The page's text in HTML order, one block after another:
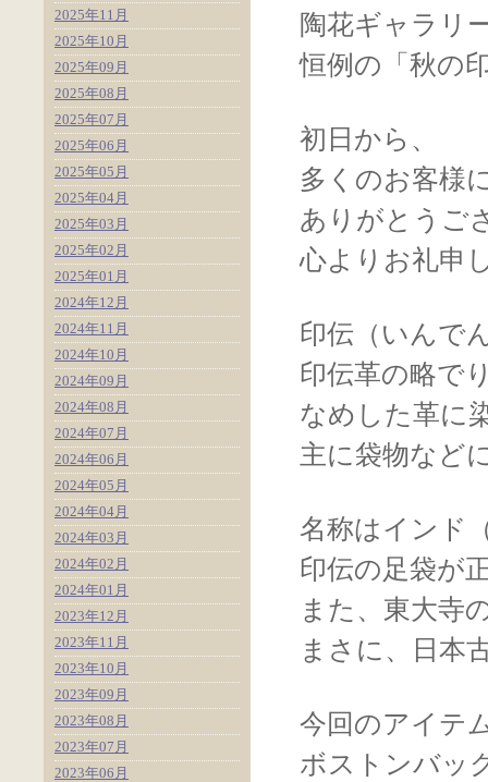
陶花ギャラリ
恒例の「秋の
初日から、
多くのお客様
ありがとうご
心よりお礼申
印伝（いんで
印伝革の略で
なめした革に
主に袋物など
名称はインド
印伝の足袋が
また、東大寺
まさに、日本
今回のアイテ
ボストンバッ
2025年11月
2025年10月
2025年09月
2025年08月
2025年07月
2025年06月
2025年05月
2025年04月
2025年03月
2025年02月
2025年01月
2024年12月
2024年11月
2024年10月
2024年09月
2024年08月
2024年07月
2024年06月
2024年05月
2024年04月
2024年03月
2024年02月
2024年01月
2023年12月
2023年11月
2023年10月
2023年09月
2023年08月
2023年07月
2023年06月